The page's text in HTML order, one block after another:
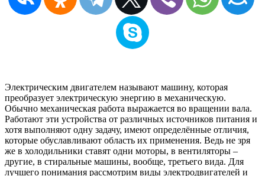
Электрическим двигателем называют машину, которая
преобразует электрическую энергию в механическую.
Обычно механическая работа выражается во вращении вала.
Работают эти устройства от различных источников питания и
хотя выполняют одну задачу, имеют определённые отличия,
которые обуславливают область их применения. Ведь не зря
же в холодильники ставят одни моторы, в вентиляторы –
другие, в стиральные машины, вообще, третьего вида. Для
лучшего понимания рассмотрим виды электродвигателей и